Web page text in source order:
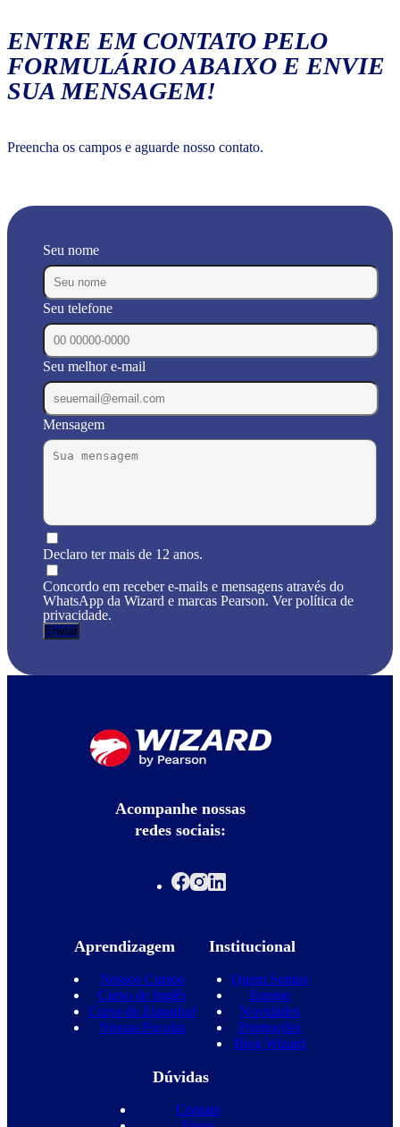
ENTRE EM CONTATO PELO
FORMULÁRIO ABAIXO E ENVIE
SUA MENSAGEM!
Preencha os campos e aguarde nosso contato.
Seu nome
Seu telefone
Seu melhor e-mail
Mensagem
Declaro ter mais de 12 anos.
Concordo em receber e-mails e mensagens através do
WhatsApp da Wizard e marcas Pearson. Ver política de
privacidade.
Acompanhe nossas
redes sociais:
Aprendizagem
Nossos Cursos
Curso de Inglês
Curso de Espanhol
Nossas Escolas
Institucional
Quem Somos
Equipe
Novidades
Promoções
Blog Wizard
Dúvidas
Contato